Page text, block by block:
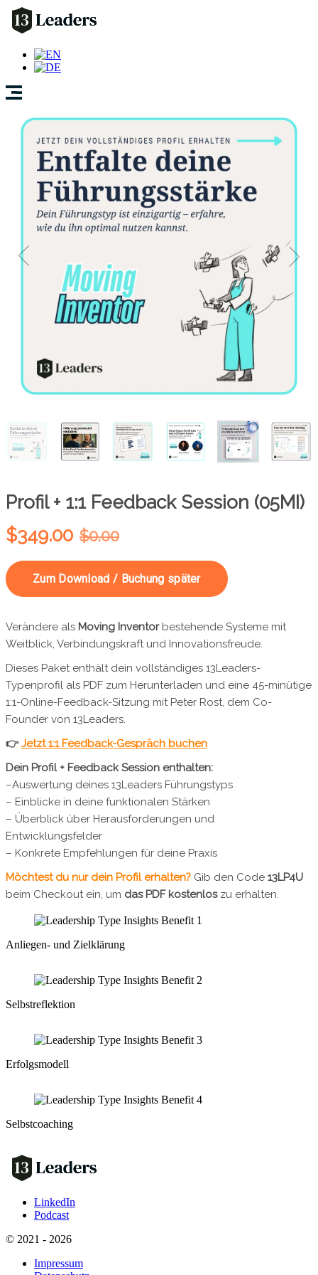
Anliegen- und Zielklärung
Selbstreflektion
Erfolgsmodell
Selbstcoaching
LinkedIn
Podcast
© 2021 - 2026
Impressum